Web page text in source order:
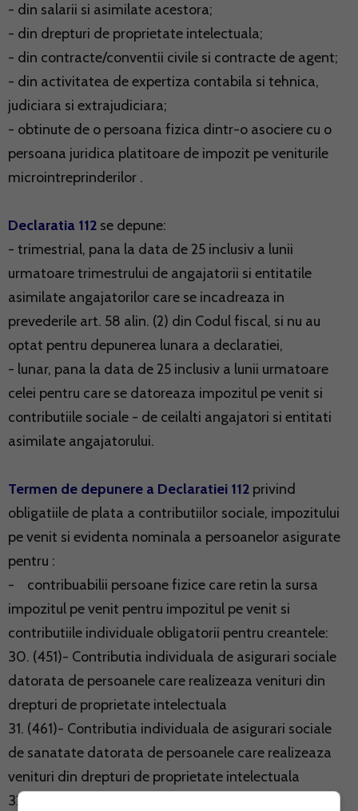
- din salarii si asimilate acestora;
- din drepturi de proprietate intelectuala;
- din contracte/conventii civile si contracte de agent;
- din activitatea de expertiza contabila si tehnica,
judiciara si extrajudiciara;
- obtinute de o persoana fizica dintr-o asociere cu o
persoana juridica platitoare de impozit pe veniturile
microintreprinderilor .
Declaratia 112 se depune:
- trimestrial, pana la data de 25 inclusiv a lunii
urmatoare trimestrului de angajatorii si entitatile
asimilate angajatorilor care se incadreaza in
prevederile art. 58 alin. (2) din Codul fiscal, si nu au
optat pentru depunerea lunara a declaratiei,
- lunar, pana la data de 25 inclusiv a lunii urmatoare
celei pentru care se datoreaza impozitul pe venit si
contributiile sociale - de ceilalti angajatori si entitati
asimilate angajatorului.
Termen de depunere a Declaratiei 112 privind
obligatiile de plata a contributiilor sociale, impozitului
pe venit si evidenta nominala a persoanelor asigurate
pentru :
- contribuabilii persoane fizice care retin la sursa
impozitul pe venit pentru impozitul pe venit si
contributiile individuale obligatorii pentru creantele:
30. (451)- Contributia individuala de asigurari sociale
datorata de persoanele care realizeaza venituri din
drepturi de proprietate intelectuala
31. (461)- Contributia individuala de asigurari sociale
de sanatate datorata de persoanele care realizeaza
venituri din drepturi de proprietate intelectuala
32. (462)- Contributia individuala de asigurari sociale